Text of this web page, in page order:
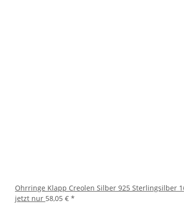
Ohrringe Klapp Creolen Silber 925 Sterlingsilber
jetzt nur 58,05 € *